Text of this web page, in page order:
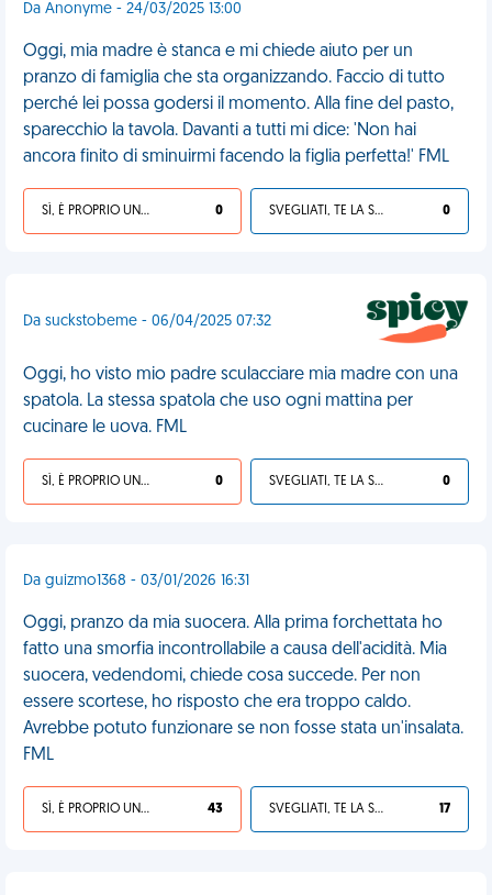
Da Anonyme - 24/03/2025 13:00
Oggi, mia madre è stanca e mi chiede aiuto per un
pranzo di famiglia che sta organizzando. Faccio di tutto
perché lei possa godersi il momento. Alla fine del pasto,
sparecchio la tavola. Davanti a tutti mi dice: 'Non hai
ancora finito di sminuirmi facendo la figlia perfetta!' FML
SÌ, È PROPRIO UNA VDM! 0 SVEGLIATI, TE LA SEI CERCATA! 0
Da suckstobeme - 06/04/2025 07:32
Oggi, ho visto mio padre sculacciare mia madre con una
spatola. La stessa spatola che uso ogni mattina per
cucinare le uova. FML
SÌ, È PROPRIO UNA VDM! 0 SVEGLIATI, TE LA SEI CERCATA! 0
Da guizmo1368 - 03/01/2026 16:31
Oggi, pranzo da mia suocera. Alla prima forchettata ho
fatto una smorfia incontrollabile a causa dell'acidità. Mia
suocera, vedendomi, chiede cosa succede. Per non
essere scortese, ho risposto che era troppo caldo.
Avrebbe potuto funzionare se non fosse stata un'insalata.
FML
SÌ, È PROPRIO UNA VDM! 43 SVEGLIATI, TE LA SEI CERCATA! 17